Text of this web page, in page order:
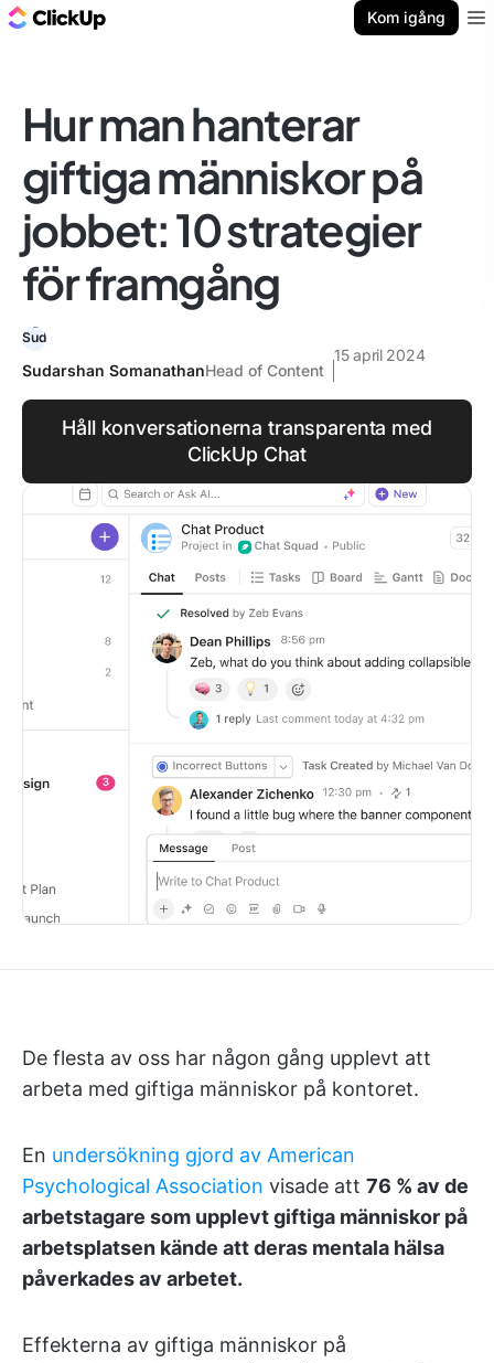
Kom igång
Hur man hanterar
giftiga människor på
jobbet: 10 strategier
för framgång
Sudarshan SomanathanHead of Content
15 april 2024
Håll konversationerna transparenta med
ClickUp Chat
De flesta av oss har någon gång upplevt att
arbeta med giftiga människor på kontoret.
En undersökning gjord av American
Psychological Association visade att 76 % av de
arbetstagare som upplevt giftiga människor på
arbetsplatsen kände att deras mentala hälsa
påverkades av arbetet.
Effekterna av giftiga människor på